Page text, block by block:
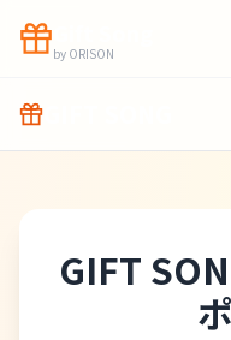
by ORISON
GIFT